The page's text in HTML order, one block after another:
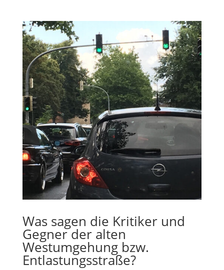
Was sagen die Kritiker und
Gegner der alten
Westumgehung bzw.
Entlastungsstraße?